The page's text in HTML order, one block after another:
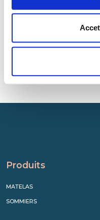
Produits
MATELAS
SOMMIERS